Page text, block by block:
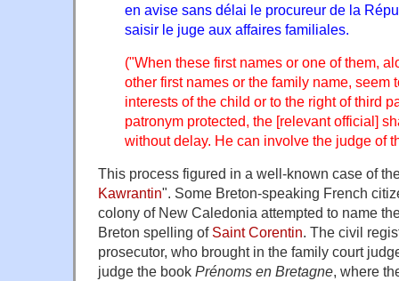
en avise sans délai le procureur de la
saisir le juge aux affaires familiales.
("When these first names or one of them,
other first names or the family name, seem
interests of the child or to the right of third
patronym protected, the [relevant official]
without delay. He can involve the judge of
This process figured in a well-known case of
Kawrantin". Some Breton-speaking French
colony of New Caledonia attempted to name
Breton spelling of Saint Corentin. The civil
prosecutor, who brought in the family court
judge the book Prénoms en Bretagne, where